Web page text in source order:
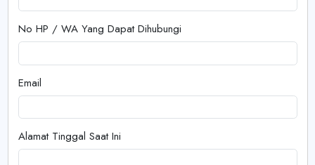
No HP / WA Yang Dapat Dihubungi
Email
Alamat Tinggal Saat Ini